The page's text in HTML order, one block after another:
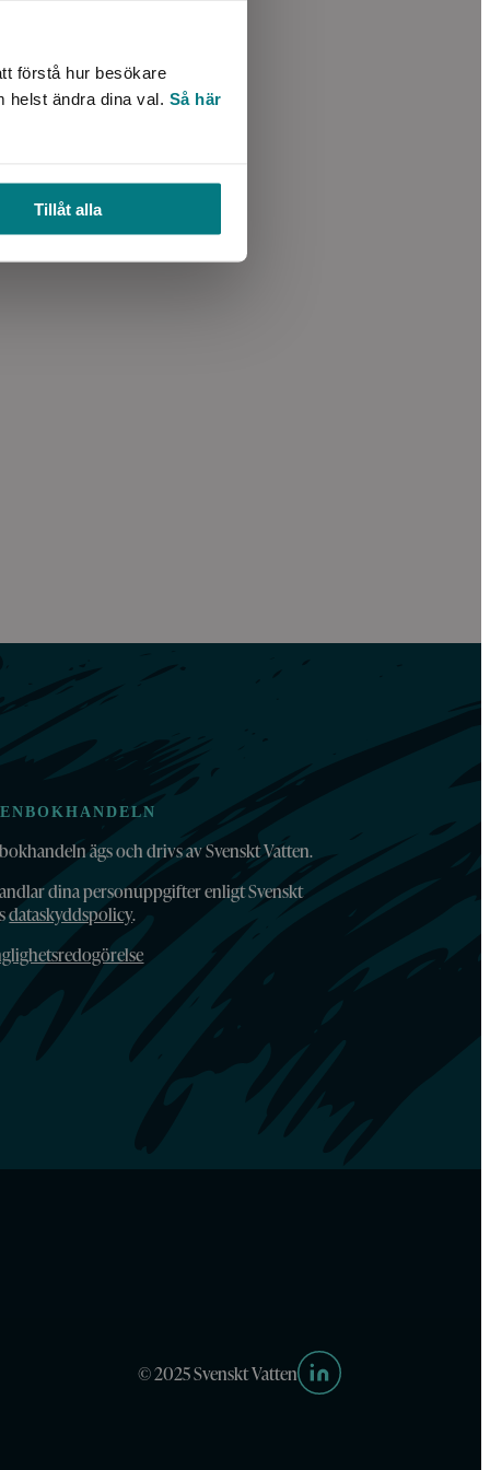
förstå hur besökare
helst ändra dina val. Så här
Tillåt alla
ägs och drivs av Svenskt Vatten.
dina personuppgifter enligt Svenskt
dataskyddspolicy.
© 2025 Svenskt Vatten